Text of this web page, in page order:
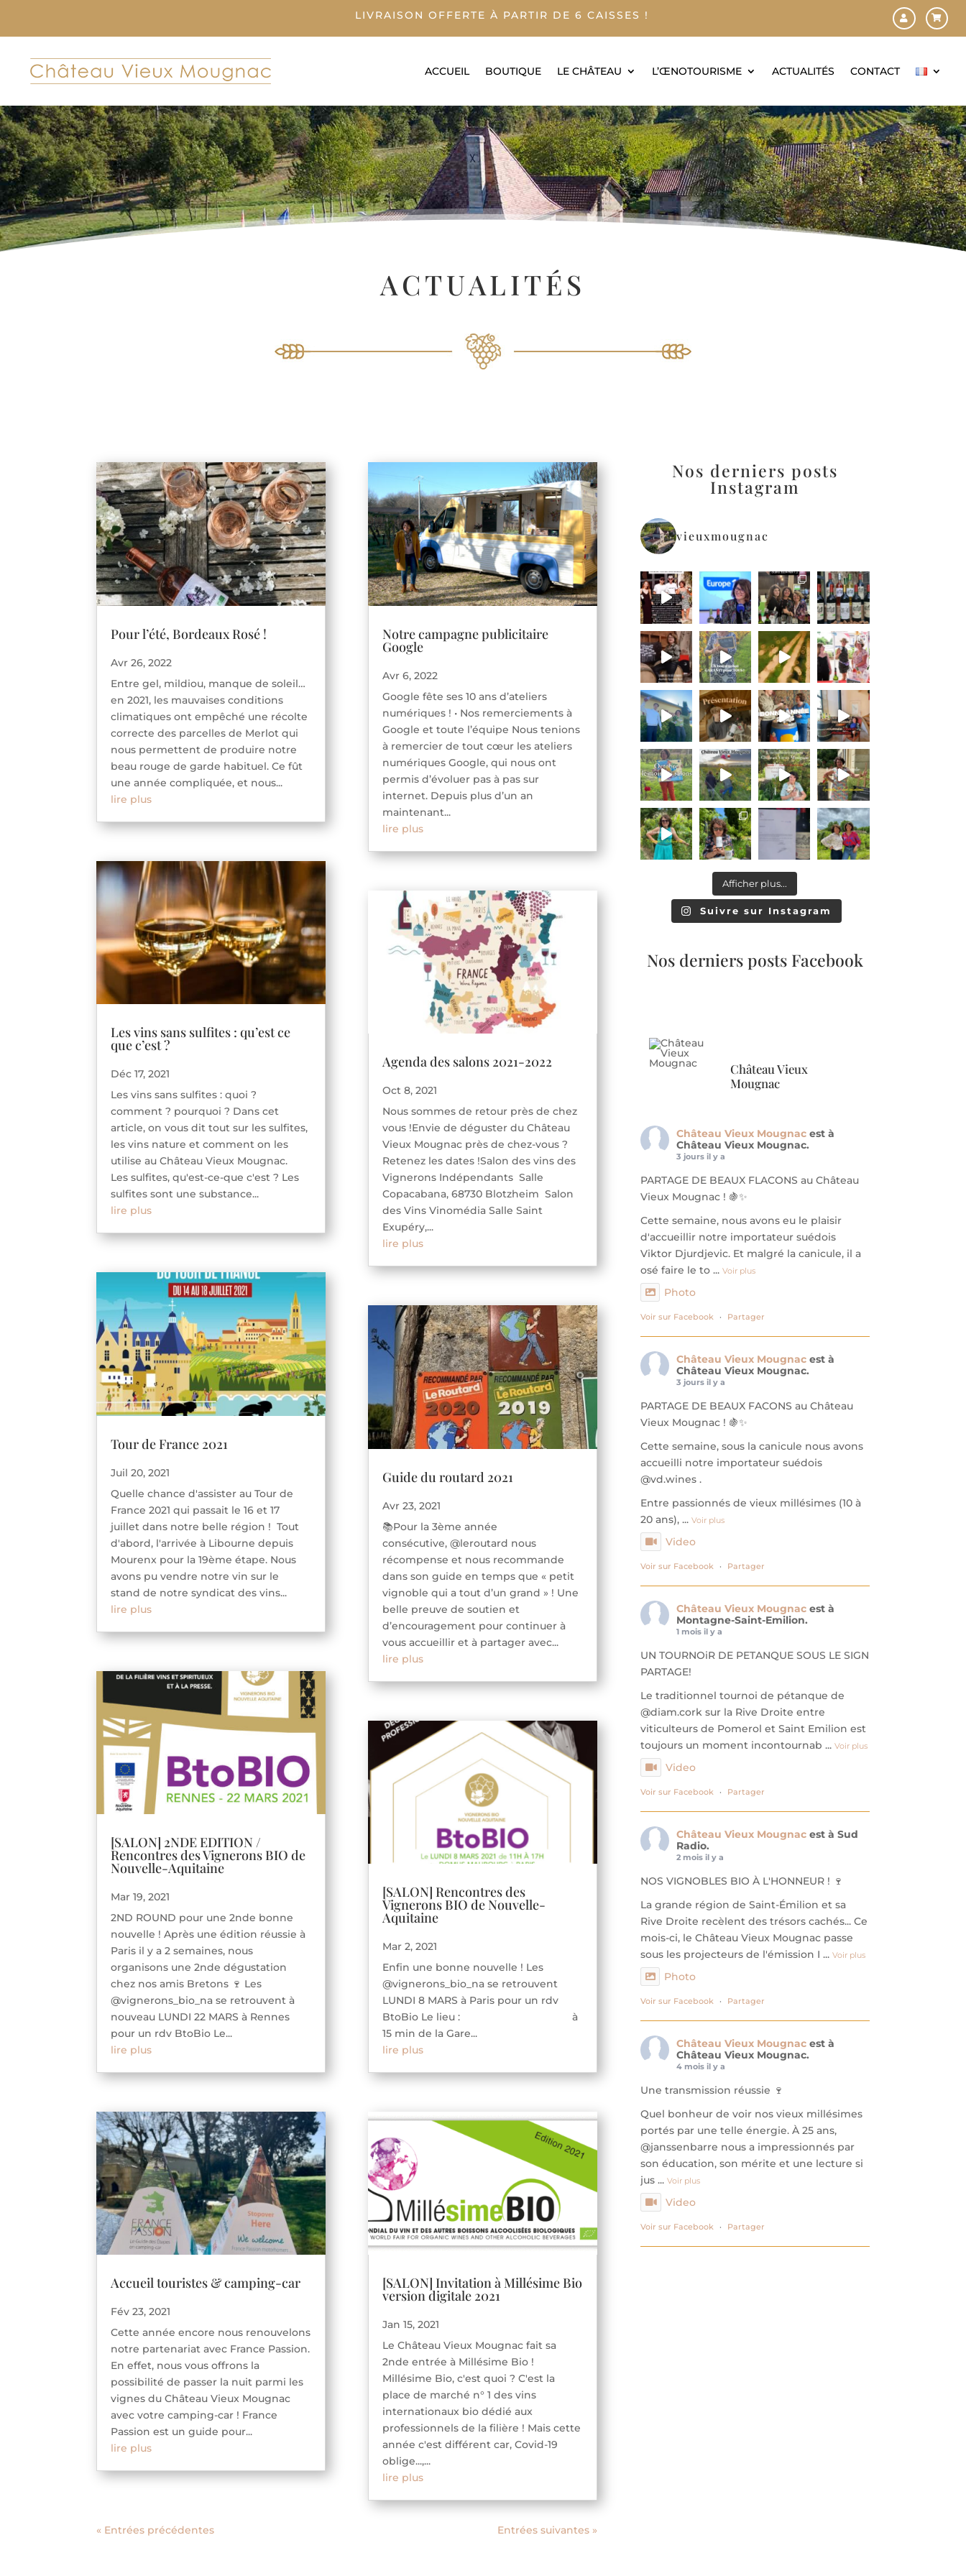
LIVRAISON OFFERTE À PARTIR DE 6 CAISSES !
ACCUEIL BOUTIQUE LE CHÂTEAU L’ŒNOTOURISME ACTUALITÉS CONTACT
ACTUALITÉS
Pour l’été, Bordeaux Rosé !
Avr 26, 2022
Entre gel, mildiou, manque de soleil…
en 2021, les mauvaises conditions
climatiques ont empêché une récolte
correcte des parcelles de Merlot qui
nous permettent de produire notre
beau rouge de garde habituel. Ce fût
une année compliquée, et nous...
lire plus
Les vins sans sulfites : qu’est ce
que c’est ?
Déc 17, 2021
Les vins sans sulfites : quoi ?
comment ? pourquoi ? Dans cet
article, on vous dit tout sur les sulfites,
les vins nature et comment on les
utilise au Château Vieux Mougnac.
Les sulfites, qu'est-ce-que c'est ? Les
sulfites sont une substance...
lire plus
Tour de France 2021
Juil 20, 2021
Quelle chance d'assister au Tour de
France 2021 qui passait le 16 et 17
juillet dans notre belle région ! Tout
d'abord, l'arrivée à Libourne depuis
Mourenx pour la 19ème étape. Nous
avons pu vendre notre vin sur le
stand de notre syndicat des vins...
lire plus
[SALON] 2NDE EDITION /
Rencontres des Vignerons BIO de
Nouvelle-Aquitaine
Mar 19, 2021
2ND ROUND pour une 2nde bonne
nouvelle ! Après une édition réussie à
Paris il y a 2 semaines, nous
organisons une 2nde dégustation
chez nos amis Bretons 🍷 Les
@vignerons_bio_na se retrouvent à
nouveau LUNDI 22 MARS à Rennes
pour un rdv BtoBio Le...
lire plus
Accueil touristes & camping-car
Fév 23, 2021
Cette année encore nous renouvelons
notre partenariat avec France Passion.
En effet, nous vous offrons la
possibilité de passer la nuit parmi les
vignes du Château Vieux Mougnac
avec votre camping-car ! France
Passion est un guide pour...
lire plus
Notre campagne publicitaire
Google
Avr 6, 2022
Google fête ses 10 ans d’ateliers
numériques ! • Nos remerciements à
Google et toute l’équipe Nous tenions
à remercier de tout cœur les ateliers
numériques Google, qui nous ont
permis d’évoluer pas à pas sur
internet. Depuis plus d’un an
maintenant...
lire plus
Agenda des salons 2021-2022
Oct 8, 2021
Nous sommes de retour près de chez
vous !Envie de déguster du Château
Vieux Mougnac près de chez-vous ?
Retenez les dates !Salon des vins des
Vignerons Indépendants Salle
Copacabana, 68730 Blotzheim Salon
des Vins Vinomédia Salle Saint
Exupéry,...
lire plus
Guide du routard 2021
Avr 23, 2021
📚Pour la 3ème année
consécutive, @leroutard nous
récompense et nous recommande
dans son guide en temps que « petit
vignoble qui a tout d’un grand » ! Une
belle preuve de soutien et
d’encouragement pour continuer à
vous accueillir et à partager avec...
lire plus
[SALON] Rencontres des
Vignerons BIO de Nouvelle-
Aquitaine
Mar 2, 2021
Enfin une bonne nouvelle ! Les
@vignerons_bio_na se retrouvent
LUNDI 8 MARS à Paris pour un rdv
BtoBio Le lieu : à
15 min de la Gare...
lire plus
[SALON] Invitation à Millésime Bio
version digitale 2021
Jan 15, 2021
Le Château Vieux Mougnac fait sa
2nde entrée à Millésime Bio !
Millésime Bio, c'est quoi ? C'est la
place de marché n° 1 des vins
internationaux bio dédié aux
professionnels de la filière ! Mais cette
année c'est différent car, Covid-19
oblige...,...
lire plus
« Entrées précédentes Entrées suivantes »
Nos derniers posts
Instagram
vieuxmougnac
Afficher plus...
Suivre sur Instagram
Nos derniers posts Facebook
Château Vieux
Mougnac
Château Vieux Mougnac est à
Château Vieux Mougnac.
3 jours il y a
PARTAGE DE BEAUX FLACONS au Château
Vieux Mougnac ! 🍇✨
​Cette semaine, nous avons eu le plaisir
d'accueillir notre importateur suédois
Viktor Djurdjevic. Et malgré la canicule, il a
osé faire le to ... Voir plus
Photo
Voir sur Facebook · Partager
Château Vieux Mougnac est à
Château Vieux Mougnac.
3 jours il y a
PARTAGE DE BEAUX FACONS au Château
Vieux Mougnac ! 🍇✨
​Cette semaine, sous la canicule nous avons
accueilli notre importateur suédois
@vd.wines .
​Entre passionnés de vieux millésimes (10 à
20 ans), ... Voir plus
Video
Voir sur Facebook · Partager
Château Vieux Mougnac est à
Montagne-Saint-Emilion.
1 mois il y a
UN TOURNOiR DE PETANQUE SOUS LE SIGN
PARTAGE!
​Le traditionnel tournoi de pétanque de
@diam.cork sur la Rive Droite entre
viticulteurs de Pomerol et Saint Emilion est
toujours un moment incontournab ... Voir plus
Video
Voir sur Facebook · Partager
Château Vieux Mougnac est à Sud
Radio.
2 mois il y a
NOS VIGNOBLES BIO À L'HONNEUR ! 🍷
​La grande région de Saint-Émilion et sa
Rive Droite recèlent des trésors cachés... Ce
mois-ci, le Château Vieux Mougnac passe
sous les projecteurs de l'émission I ... Voir plus
Photo
Voir sur Facebook · Partager
Château Vieux Mougnac est à
Château Vieux Mougnac.
4 mois il y a
Une transmission réussie 🍷
​Quel bonheur de voir nos vieux millésimes
portés par une telle énergie. À 25 ans,
@janssenbarre nous a impressionnés par
son éducation, son mérite et une lecture si
jus ... Voir plus
Video
Voir sur Facebook · Partager